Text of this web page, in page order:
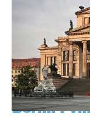
Berlin :